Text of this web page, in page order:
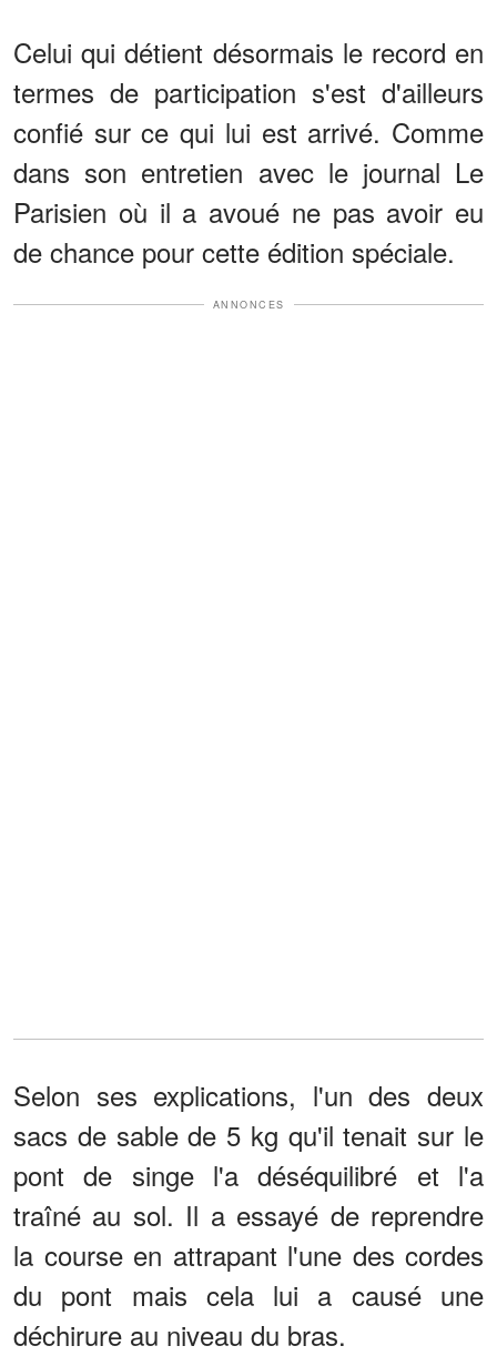
Celui qui détient désormais le record en
termes de participation s'est d'ailleurs
confié sur ce qui lui est arrivé. Comme
dans son entretien avec le journal Le
Parisien où il a avoué ne pas avoir eu
de chance pour cette édition spéciale.
ANNONCES
Selon ses explications, l'un des deux
sacs de sable de 5 kg qu'il tenait sur le
pont de singe l'a déséquilibré et l'a
traîné au sol. Il a essayé de reprendre
la course en attrapant l'une des cordes
du pont mais cela lui a causé une
déchirure au niveau du bras.